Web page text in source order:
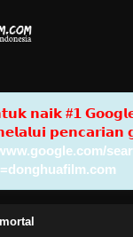
𝗻𝗮𝗶𝗸 #𝟭
𝗽𝗲𝗻𝗰𝗮𝗿𝗶𝗮𝗻